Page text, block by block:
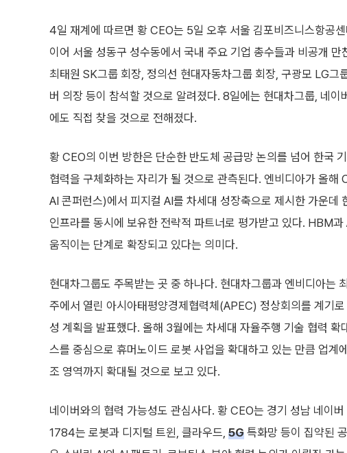
4일 재계에 따르면 황 CEO는 5일 오후 서울 김포비즈니스항공
이어 서울 성동구 성수동에서 국내 주요 기업 총수들과 비공개 만
최태원 SK그룹 회장, 정의선 현대자동차그룹 회장, 구광모 LG그
버 의장 등이 참석할 것으로 알려졌다. 8일에는 현대차그룹, 네이
에도 직접 찾을 것으로 전해졌다.
황 CEO의 이번 방한은 단순한 반도체 공급망 논의를 넘어 한국
협력을 구체화하는 자리가 될 것으로 관측된다. 엔비디아가 올해
AI 콘퍼런스)에서 피지컬 AI를 차세대 성장축으로 제시한 가운데
인프라를 동시에 보유한 전략적 파트너로 평가받고 있다. HBM
움직이는 단계로 확장되고 있다는 의미다.
현대차그룹도 주목받는 곳 중 하나다. 현대차그룹과 엔비디아는
주에서 열린 아시아태평양경제협력체(APEC) 정상회의를 계기
성 계획을 발표했다. 올해 3월에는 차세대 자율주행 기술 협력
스를 중심으로 휴머노이드 로봇 사업을 확대하고 있는 만큼 업계
조 영역까지 확대될 것으로 보고 있다.
네이버와의 협력 가능성도 관심사다. 황 CEO는 경기 성남 네이
1784는 로봇과 디지털 트윈, 클라우드, 5G 특화망 등이 집약된